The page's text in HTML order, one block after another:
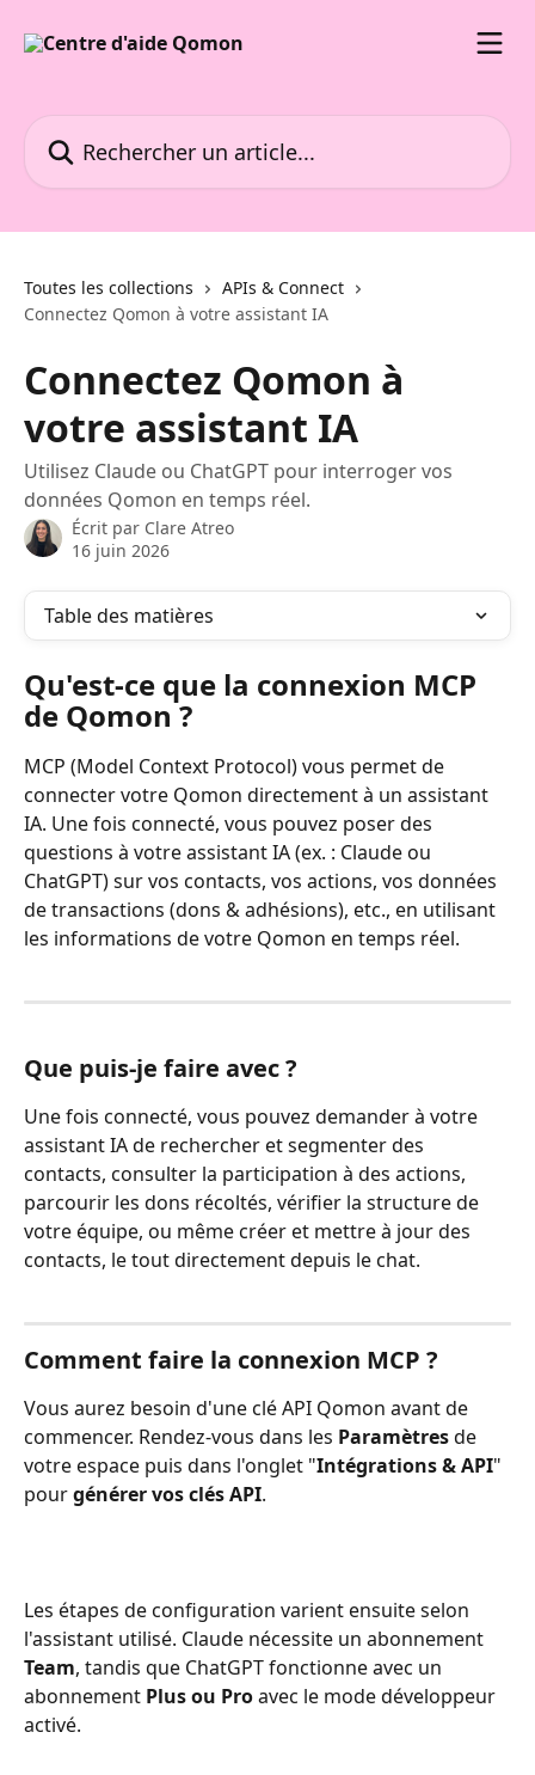
Toutes les collections
APIs & Connect
Connectez Qomon à votre assistant IA
Connectez Qomon à
votre assistant IA
Utilisez Claude ou ChatGPT pour interroger vos
données Qomon en temps réel.
Écrit par Clare Atreo
16 juin 2026
Table des matières
Qu'est-ce que la connexion MCP
de Qomon ?
MCP (Model Context Protocol) vous permet de
connecter votre Qomon directement à un assistant
IA. Une fois connecté, vous pouvez poser des
questions à votre assistant IA (ex. : Claude ou
ChatGPT) sur vos contacts, vos actions, vos données
de transactions (dons & adhésions), etc., en utilisant
les informations de votre Qomon en temps réel.
Que puis-je faire avec ?
Une fois connecté, vous pouvez demander à votre
assistant IA de rechercher et segmenter des
contacts, consulter la participation à des actions,
parcourir les dons récoltés, vérifier la structure de
votre équipe, ou même créer et mettre à jour des
contacts, le tout directement depuis le chat.
Comment faire la connexion MCP ?
Vous aurez besoin d'une clé API Qomon avant de
commencer. Rendez-vous dans les Paramètres de
votre espace puis dans l'onglet "Intégrations & API"
pour générer vosclés API.
Les étapes de configuration varient ensuite selon
l'assistant utilisé. Claude nécessite un abonnement
Team, tandis que ChatGPT fonctionne avec un
abonnement Plus ou Pro avec le mode développeur
activé.